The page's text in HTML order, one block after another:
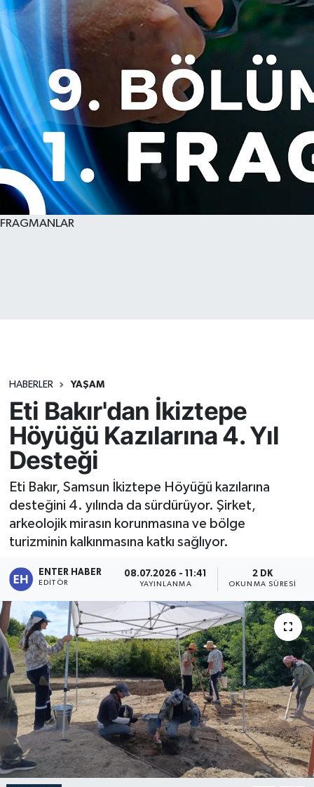
FRAGMANLAR
HABERLER YAŞAM
Eti Bakır'dan İkiztepe
Höyüğü Kazılarına 4. Yıl
Desteği
Eti Bakır, Samsun İkiztepe Höyüğü kazılarına
desteğini 4. yılında da sürdürüyor. Şirket,
arkeolojik mirasın korunmasına ve bölge
turizminin kalkınmasına katkı sağlıyor.
ENTER HABER
EDITÖR
08.07.2026 - 11:41
YAYINLANMA
2 DK
OKUNMA SÜRESI